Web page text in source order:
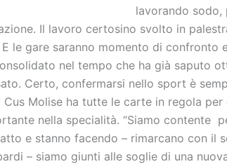
lavorando
Il lavoro certosino svolto in
le gare saranno momento di confronto
nel tempo che ha già saputo
Certo, confermarsi nello sport è
Molise ha tutte le carte in regola
nella specialità. “Siamo contente
e stanno facendo – rimarcano con il
– siamo giunti alle soglie di una